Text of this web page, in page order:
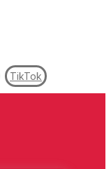
TikTok